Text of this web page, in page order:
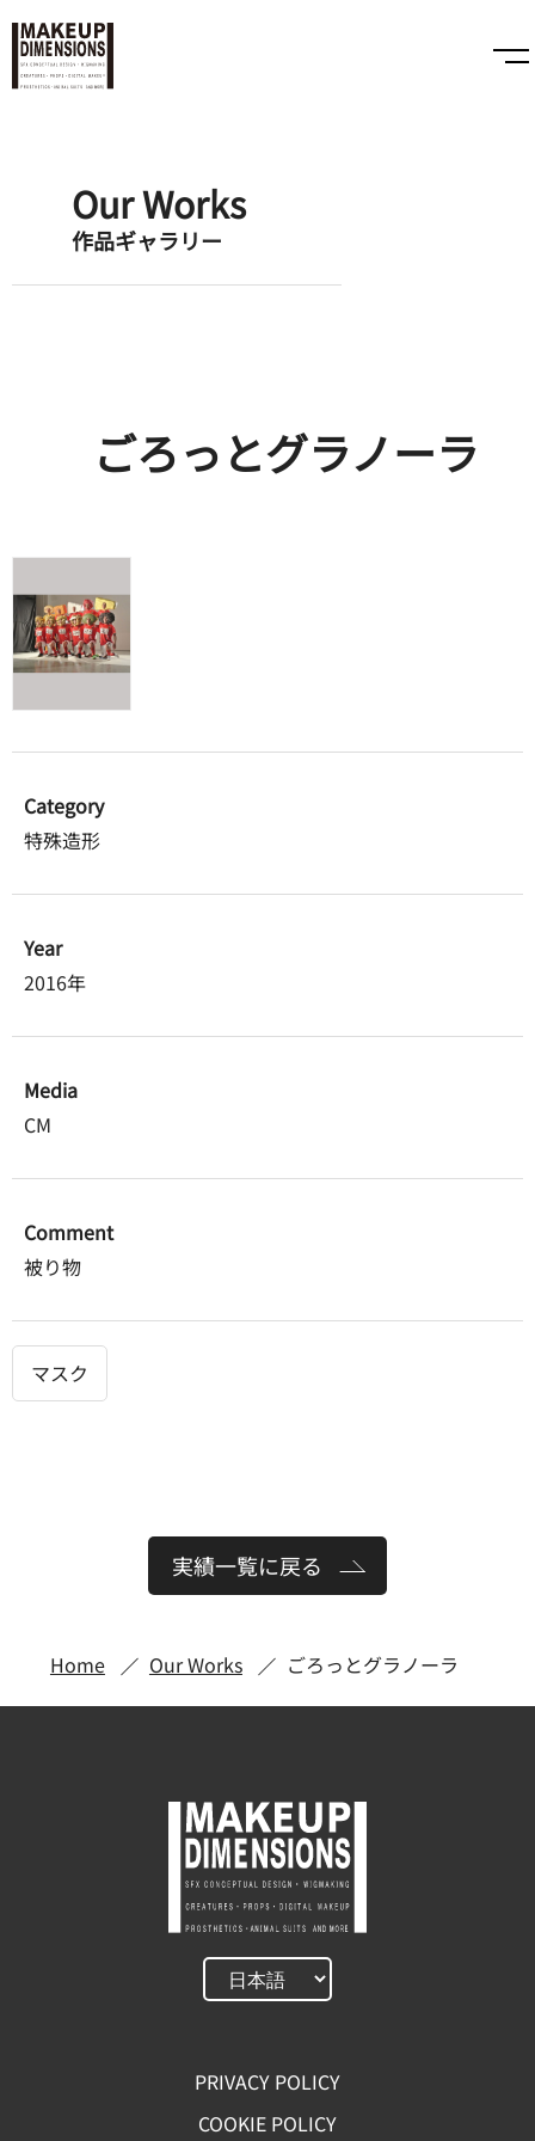
Our Works
作品ギャラリー
ごろっとグラノーラ
Category
特殊造形
Year
2016年
Media
CM
Comment
被り物
マスク
実績一覧に戻る
Home Our Works ごろっとグラノーラ
PRIVACY POLICY
COOKIE POLICY